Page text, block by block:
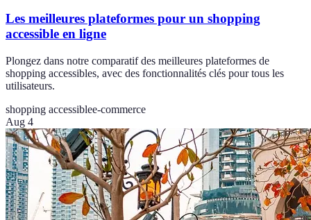
Les meilleures plateformes pour un shopping
accessible en ligne
Plongez dans notre comparatif des meilleures plateformes de
shopping accessibles, avec des fonctionnalités clés pour tous les
utilisateurs.
shopping accessiblee-commerce
Aug 4